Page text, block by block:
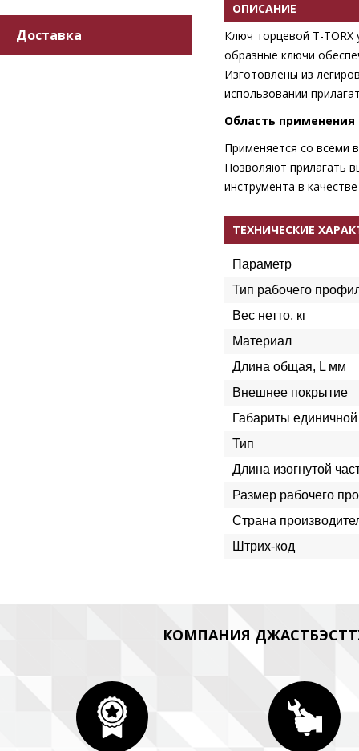
Доставка
ОПИСАНИЕ
Ключ торцевой T-
образные ключи
Изготовлены из
использовании
Область применения
Применяется со всеми
Позволяют прилагать
инструмента в
ТЕХНИЧЕСКИЕ
Параметр
Тип рабочего
Вес нетто, кг
Материал
Длина общая, L мм
Внешнее покрытие
Габариты
Тип
Длина изогнутой
Размер рабочего
Страна
Штрих-код
КОМПАНИЯ